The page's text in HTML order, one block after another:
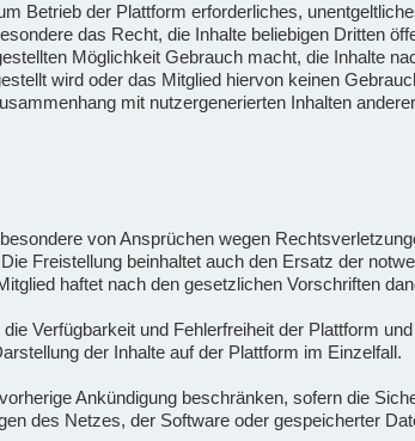
Betrieb der Plattform erforderliches,
das Recht, die Inhalte beliebigen Dritten
Möglichkeit Gebrauch macht, die Inhalte
wird oder das Mitglied hiervon keinen
mit nutzergenerierten Inhalten
von Ansprüchen wegen
Freistellung beinhaltet auch den Ersatz der
haftet nach den gesetzlichen Vorschriften
Verfügbarkeit und Fehlerfreiheit der Plattform
der Inhalte auf der Plattform im Einzelfall.
Ankündigung beschränken, sofern die
des Netzes, der Software oder gespeicherter